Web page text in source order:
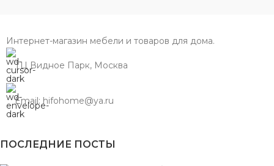
Интернет-магазин мебели и товаров для дома.
ТЦ Видное Парк, Москва
Email: hifohome@ya.ru
ПОСЛЕДНИЕ ПОСТЫ